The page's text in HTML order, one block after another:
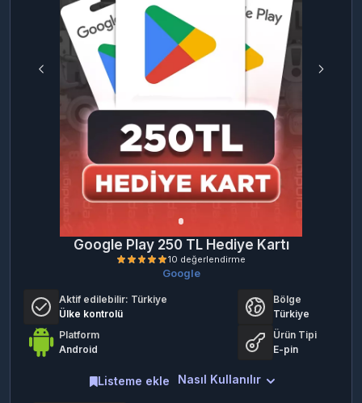
Google Play 250 TL Hediye Kartı
Google
Aktif edilebilir: Türkiye
Ülke kontrolü
Bölge
Türkiye
Platform
Android
Ürün Tipi
E-pin
Nasıl Kullanılır
Listeme ekle